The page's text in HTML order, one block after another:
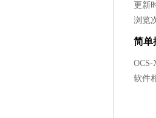
更新
浏览
简单
软件